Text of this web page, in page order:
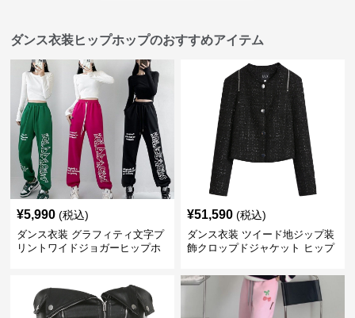
ダンス衣装ヒップホップのおすすめアイテム
¥5,990 (税込)
ダンス衣装 グラフィティ文字プ
リントワイドジョガーヒップホ
¥51,590 (税込)
ダンス衣装 ツイード地ジップ装
飾クロップドジャケット ヒップ